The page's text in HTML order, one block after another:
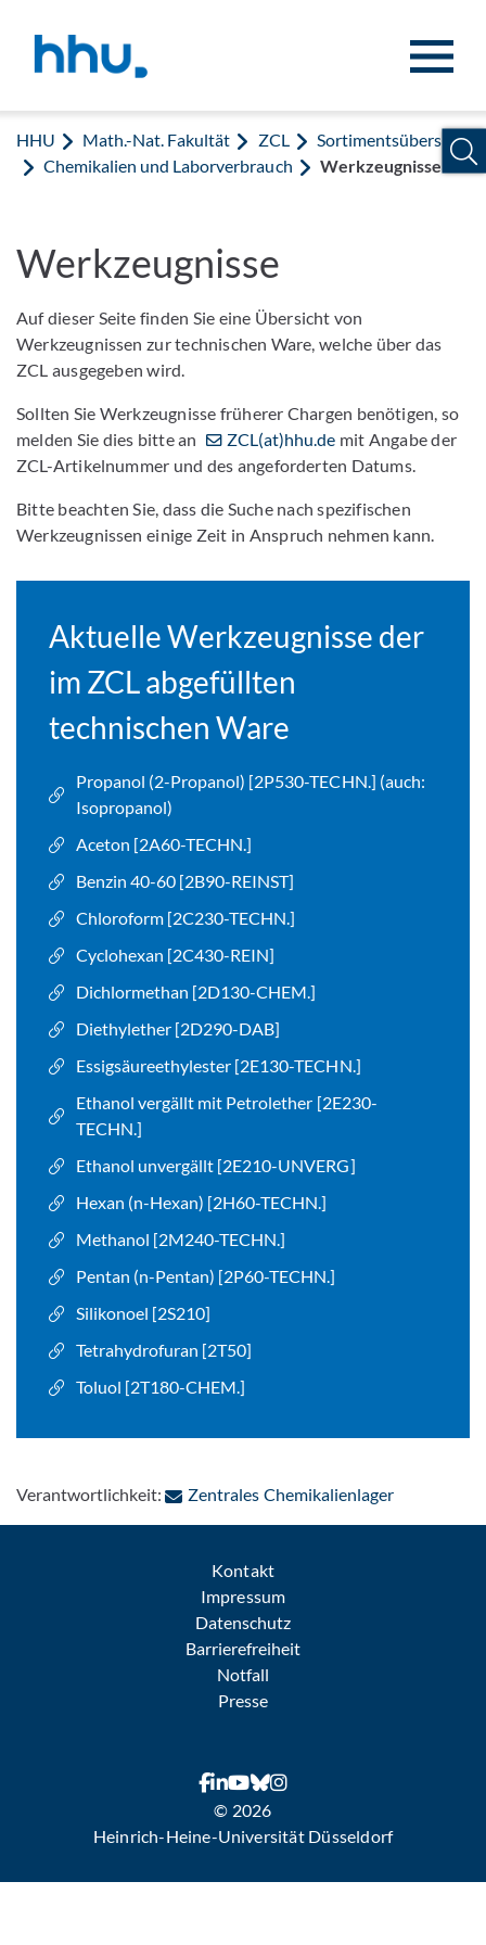
HHU Math.-Nat. Fakultät ZCL
Sortimentsübersicht
Chemikalien und Laborverbrauch
Werkzeugnisse
Werkzeugnisse
Auf dieser Seite finden Sie eine Übersicht von
Werkzeugnissen zur technischen Ware, welche über das
ZCL ausgegeben wird.
Sollten Sie Werkzeugnisse früherer Chargen benötigen, so
melden Sie dies bitte an
ZCL(at)hhu.de mit Angabe der
ZCL-Artikelnummer und des angeforderten Datums.
Bitte beachten Sie, dass die Suche nach spezifischen
Werkzeugnissen einige Zeit in Anspruch nehmen kann.
Aktuelle Werkzeugnisse der
im ZCL abgefüllten
technischen Ware
Propanol (2-Propanol) [2P530-TECHN.] (auch:
Isopropanol)
Aceton [2A60-TECHN.]
Benzin 40-60 [2B90-REINST]
Chloroform [2C230-TECHN.]
Cyclohexan [2C430-REIN]
Dichlormethan [2D130-CHEM.]
Diethylether [2D290-DAB]
Essigsäureethylester [2E130-TECHN.]
Ethanol vergällt mit Petrolether [2E230-
TECHN.]
Ethanol unvergällt [2E210-UNVERG]
Hexan (n-Hexan) [2H60-TECHN.]
Methanol [2M240-TECHN.]
Pentan (n-Pentan) [2P60-TECHN.]
Silikonoel [2S210]
Tetrahydrofuran [2T50]
Toluol [2T180-CHEM.]
Verantwortlichkeit: Zentrales Chemikalienlager: Per E-
Kontakt
Impressum
Datenschutz
Barrierefreiheit
Notfall
Presse
© 2026
Heinrich-Heine-Universität Düsseldorf